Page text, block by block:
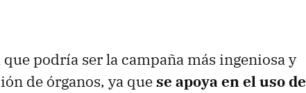
podría ser la campaña más ingeniosa y
de órganos, ya quese apoya en el uso de